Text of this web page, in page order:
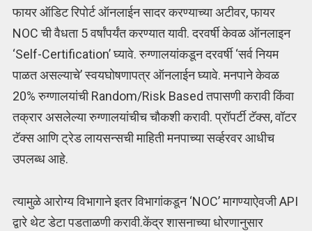
फायर ऑडिट रिपोर्ट ऑनलाईन सादर करण्याच्या अटीवर, फायर
NOC ची वैधता 5 वर्षांपर्यंत करण्यात यावी. दरवर्षी केवळ ऑनलाइन
‘Self-Certification’ घ्यावे. रुग्णालयांकडून दरवर्षी ‘सर्व नियम
पाळत असल्याचे’ स्वयघोषणापत्र ऑनलाईन घ्यावे. मनपाने केवळ
20% रुग्णालयांची Random/Risk Based तपासणी करावी किंवा
तक्रार असलेल्या रुग्णालयांचीच चौकशी करावी. प्रॉपर्टी टॅक्स, वॉटर
टॅक्स आणि ट्रेड लायसन्सची माहिती मनपाच्या सर्व्हरवर आधीच
उपलब्ध आहे.
त्यामुळे आरोग्य विभागाने इतर विभागांकडून ‘NOC’ मागण्याऐवजी API
द्वारे थेट डेटा पडताळणी करावी.केंद्र शासनाच्या धोरणानुसार